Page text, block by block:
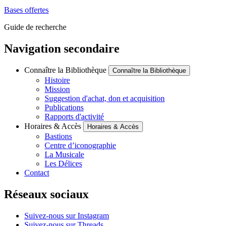
Bases offertes
Guide de recherche
Navigation secondaire
Connaître la Bibliothèque Connaître la Bibliothèque
Histoire
Mission
Suggestion d'achat, don et acquisition
Publications
Rapports d'activité
Horaires & Accès
Horaires & Accès
Bastions
Centre d’iconographie
La Musicale
Les Délices
Contact
Réseaux sociaux
Suivez-nous sur Instagram